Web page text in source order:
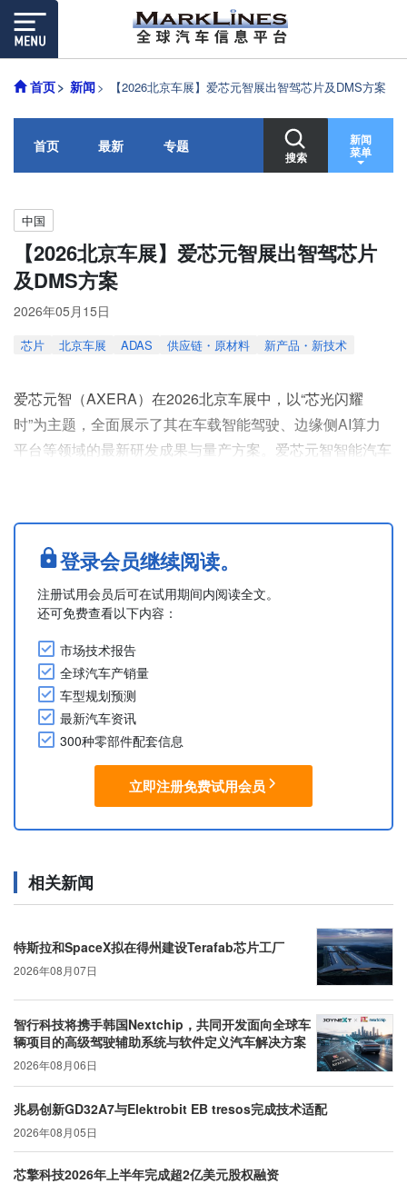
首页 新闻 【2026北京车展】爱芯元智展出智驾芯片及DMS方案
首页 最新 专题
搜索
新闻
菜单
中国
【2026北京车展】爱芯元智展出智驾芯片
及DMS方案
2026年05月15日
芯片 北京车展 ADAS 供应链・原材料 新产品・新技术
爱芯元智（AXERA）在2026北京车展中，以“芯光闪耀
时”为主题，全面展示了其在车载智能驾驶、边缘侧AI算力
平台等领域的最新研发成果与量产方案。爱芯元智智能汽车
前视一体机(IFC)，智能驾驶域控制器(ADDC)等，主要展出
了智能驾驶解决方案展区（各类芯片及其客户端的解决方
案）、智能座舱体验区（驾驶员检测系统）等展区。
Mark....
登录会员继续阅读。
注册试用会员后可在试用期间内阅读全文。
还可免费查看以下内容：
市场技术报告
全球汽车产销量
车型规划预测
最新汽车资讯
300种零部件配套信息
立即注册免费试用会员
相关新闻
特斯拉和SpaceX拟在得州建设Terafab芯片工厂
2026年08月07日
智行科技将携手韩国Nextchip，共同开发面向全球车
辆项目的高级驾驶辅助系统与软件定义汽车解决方案
2026年08月06日
兆易创新GD32A7与Elektrobit EB tresos完成技术适配
2026年08月05日
芯擎科技2026年上半年完成超2亿美元股权融资